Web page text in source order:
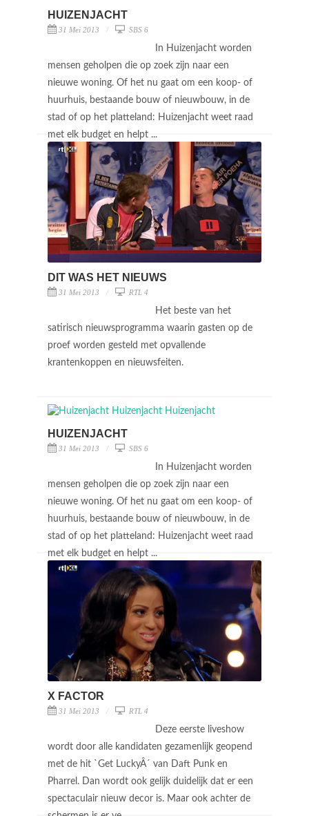
HUIZENJACHT
31 Mei 2013 SBS 6
In Huizenjacht worden
mensen geholpen die op zoek zijn naar een
nieuwe woning. Of het nu gaat om een koop- of
huurhuis, bestaande bouw of nieuwbouw, in de
stad of op het platteland: Huizenjacht weet raad
met elk budget en helpt ...
DIT WAS HET NIEUWS
31 Mei 2013 RTL 4
Het beste van het
satirisch nieuwsprogramma waarin gasten op de
proef worden gesteld met opvallende
krantenkoppen en nieuwsfeiten.
HUIZENJACHT
31 Mei 2013 SBS 6
In Huizenjacht worden
mensen geholpen die op zoek zijn naar een
nieuwe woning. Of het nu gaat om een koop- of
huurhuis, bestaande bouw of nieuwbouw, in de
stad of op het platteland: Huizenjacht weet raad
met elk budget en helpt ...
X FACTOR
31 Mei 2013 RTL 4
Deze eerste liveshow
wordt door alle kandidaten gezamenlijk geopend
met de hit `Get LuckyÂ´ van Daft Punk en
Pharrel. Dan wordt ook gelijk duidelijk dat er een
spectaculair nieuw decor is. Maar ook achter de